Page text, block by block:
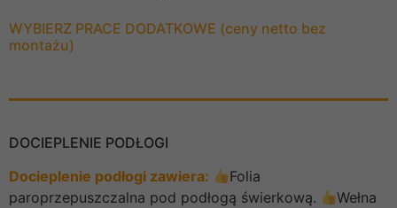
WYBIERZ PRACE DODATKOWE (ceny netto bez
montażu)
DOCIEPLENIE PODŁOGI
Docieplenie podłogi zawiera:
Folia
paroprzepuszczalna pod podłogą świerkową.
Wełna